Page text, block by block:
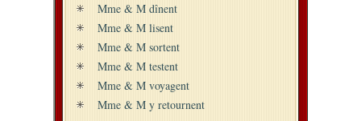
Mme & M dînent
Mme & M lisent
Mme & M sortent
Mme & M testent
Mme & M voyagent
Mme & M y retournent